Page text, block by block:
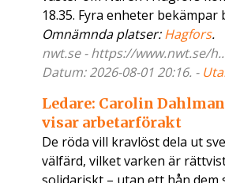
18.35. Fyra enheter bekämpar
Omnämnda platser:Hagfors.
nwt.se - https://www.nwt.se/
Datum: 2026-08-01 20:16. -
Ledare: Carolin
visar arbetarförakt
De röda vill kravlöst dela ut
välfärd, vilket varken är